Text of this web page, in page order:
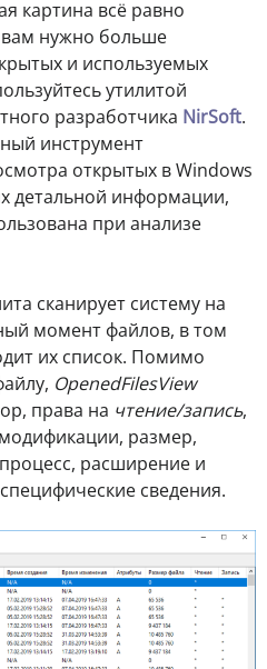
картина всё равно
вам нужно больше
и используемых
утилитой
разработчика NirSoft.
инструмент
открытых в Windows
детальной информации,
при анализе
сканирует систему на
момент файлов, в том
их список. Помимо
OpenedFilesView
права на чтение/запись,
размер,
расширение и
сведения.